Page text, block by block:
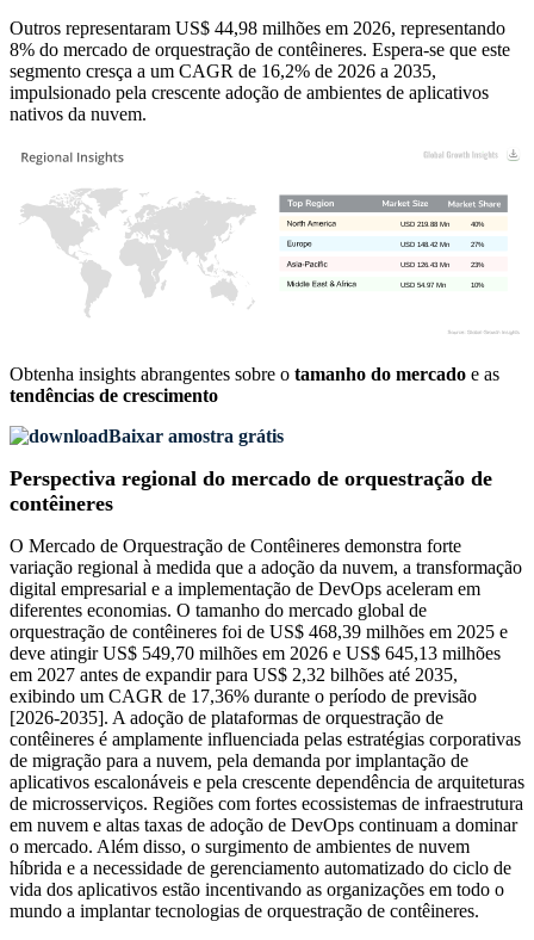
Outros representaram US$ 44,98 milhões em 2026, representando
8% do mercado de orquestração de contêineres. Espera-se que este
segmento cresça a um CAGR de 16,2% de 2026 a 2035,
impulsionado pela crescente adoção de ambientes de aplicativos
nativos da nuvem.
10%
USD 54.97 Mn
23%
USD 126.43 Mn
27%
USD 148.42 Mn
40%
USD 219.88 Mn
Obtenha insights abrangentes sobre o tamanho do mercado e as
tendências de crescimento
Baixar amostra grátis
Perspectiva regional do mercado de orquestração de
contêineres
O Mercado de Orquestração de Contêineres demonstra forte
variação regional à medida que a adoção da nuvem, a transformação
digital empresarial e a implementação de DevOps aceleram em
diferentes economias. O tamanho do mercado global de
orquestração de contêineres foi de US$ 468,39 milhões em 2025 e
deve atingir US$ 549,70 milhões em 2026 e US$ 645,13 milhões
em 2027 antes de expandir para US$ 2,32 bilhões até 2035,
exibindo um CAGR de 17,36% durante o período de previsão
[2026-2035]. A adoção de plataformas de orquestração de
contêineres é amplamente influenciada pelas estratégias corporativas
de migração para a nuvem, pela demanda por implantação de
aplicativos escalonáveis ​​e pela crescente dependência de arquiteturas
de microsserviços. Regiões com fortes ecossistemas de infraestrutura
em nuvem e altas taxas de adoção de DevOps continuam a dominar
o mercado. Além disso, o surgimento de ambientes de nuvem
híbrida e a necessidade de gerenciamento automatizado do ciclo de
vida dos aplicativos estão incentivando as organizações em todo o
mundo a implantar tecnologias de orquestração de contêineres.